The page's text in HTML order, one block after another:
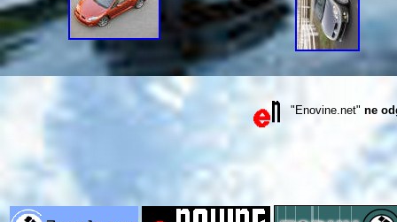
"Enovine.net" ne